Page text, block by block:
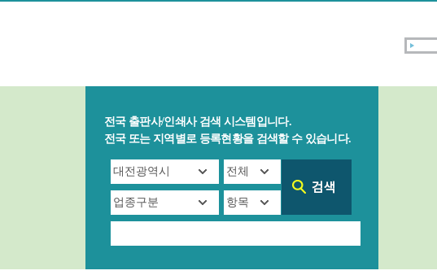
전국 출판사/인쇄사 검색 시스템입니다.
전국 또는 지역별로 등록현황을 검색할 수 있습니다.